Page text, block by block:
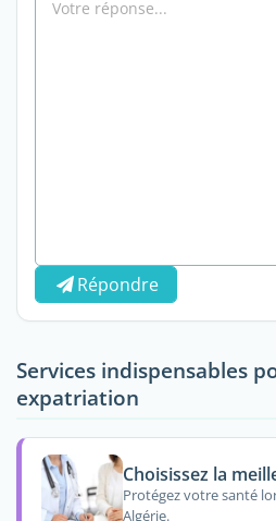
Répondre
Services indispensables
expatriation
Choisissez la
Protégez votre santé
Algérie.